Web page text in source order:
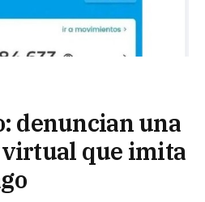
denuncian una
virtual que imita